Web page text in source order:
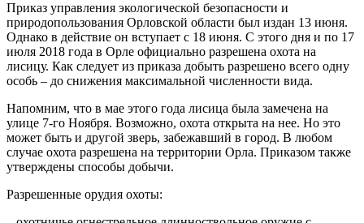
Приказ управления экологической безопасности и
природопользования Орловской области был издан 13 июня.
Однако в действие он вступает с 18 июня. С этого дня и по 17
июля 2018 года в Орле официально разрешена охота на
лисицу. Как следует из приказа добыть разрешено всего одну
особь – до снижения максимальной численности вида.
Напомним, что в мае этого года лисица была замечена на
улице 7-го Ноября. Возможно, охота открыта на нее. Но это
может быть и другой зверь, забежавший в город. В любом
случае охота разрешена на территории Орла. Приказом также
утверждены способы добычи.
Разрешенные орудия охоты: